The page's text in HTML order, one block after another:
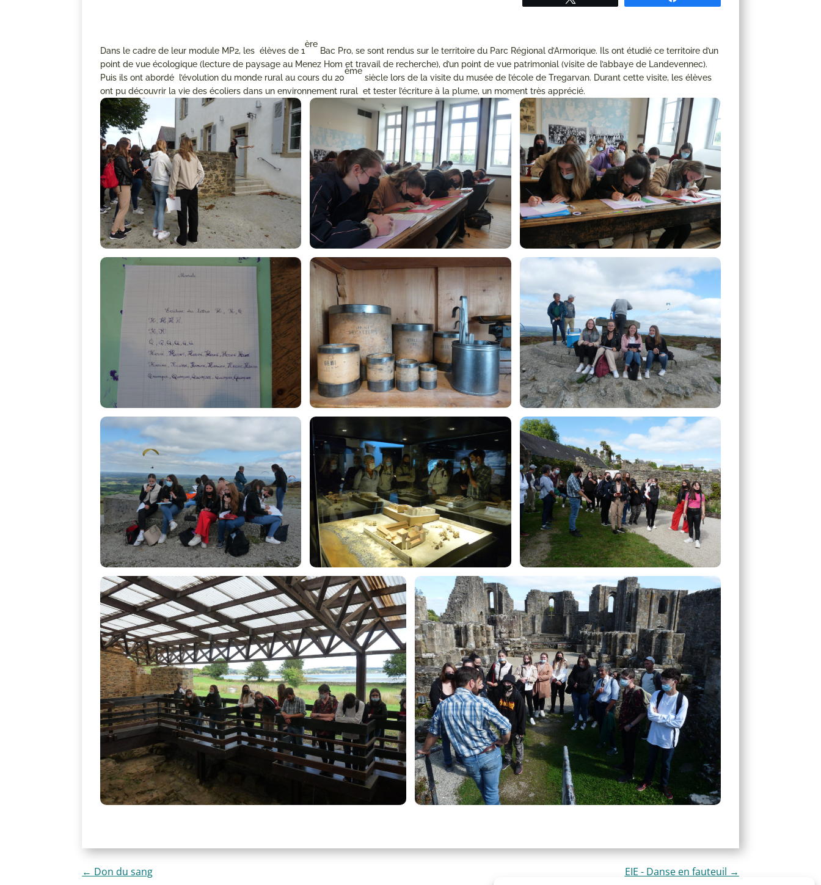
Dans le cadre de leur module MP2, les élèves de 1
ère
Bac Pro, se sont rendus sur le territoire du Parc Régional d’Armorique. Ils ont étudié ce territoire d’un
point de vue écologique (lecture de paysage au Menez Hom et travail de recherche), d’un point de vue patrimonial (visite de l’abbaye de Landevennec).
Puis ils ont abordé l’évolution du monde rural au cours du 20
ème
siècle lors de la visite du musée de l’école de Tregarvan. Durant cette visite, les élèves
ont pu découvrir la vie des écoliers dans un environnement rural et tester l’écriture à la plume, un moment très apprécié.
← Don du sang EIE - Danse en fauteuil →